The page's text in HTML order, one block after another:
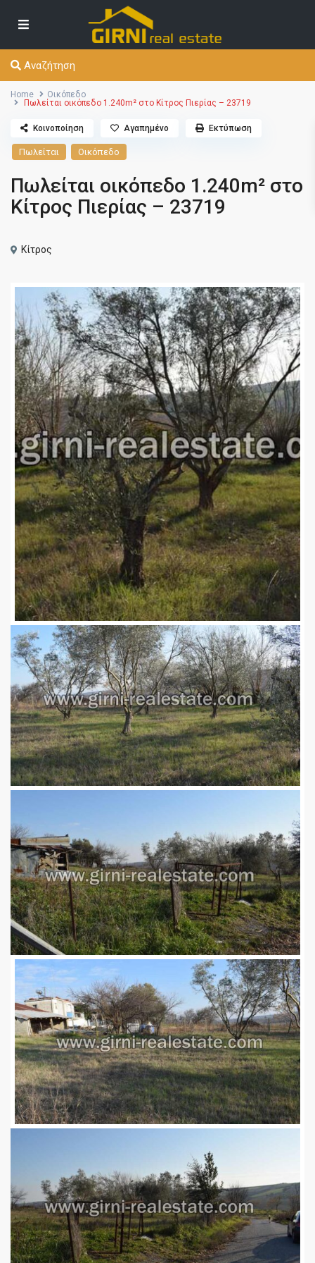
Αναζήτηση
Home
Οικόπεδο
Πωλείται οικόπεδο 1.240m² στο Κίτρος Πιερίας – 23719
Πωλείται Οικόπεδο
Πωλείται οικόπεδο 1.240m² στο
Κίτρος Πιερίας – 23719
Κίτρος
Κοινοποίηση Αγαπημένο Εκτύπωση